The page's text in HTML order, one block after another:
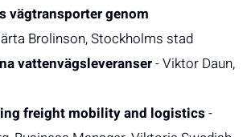
vägtransporter genom
Brolinson, Stockholms stad
vattenvägsleveranser- Viktor Daun,
freight mobility and logistics -